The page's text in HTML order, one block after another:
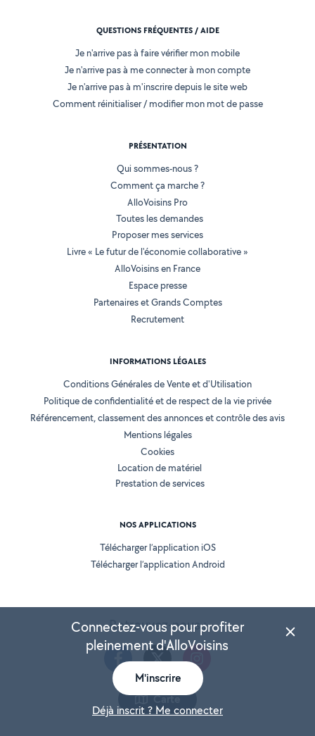
Carte
Retrouvez-nous :
QUESTIONS FRÉQUENTES / AIDE
Je n'arrive pas à faire vérifier mon mobile
Je n'arrive pas à me connecter à mon compte
Je n'arrive pas à m'inscrire depuis le site web
Comment réinitialiser / modifier mon mot de passe
PRÉSENTATION
Qui sommes-nous ?
Comment ça marche ?
AlloVoisins Pro
Toutes les demandes
Proposer mes services
Livre « Le futur de l'économie collaborative »
AlloVoisins en France
Espace presse
Partenaires et Grands Comptes
Recrutement
INFORMATIONS LÉGALES
Conditions Générales de Vente et d'Utilisation
Politique de confidentialité et de respect de la vie privée
Référencement, classement des annonces et contrôle des avis
Mentions légales
Cookies
Location de matériel
Prestation de services
NOS APPLICATIONS
Télécharger l’application iOS
Télécharger l’application Android
Version 25.5.3
Connectez-vous pour profiter
pleinement d'AlloVoisins
M'inscrire
Déjà inscrit ? Me connecter